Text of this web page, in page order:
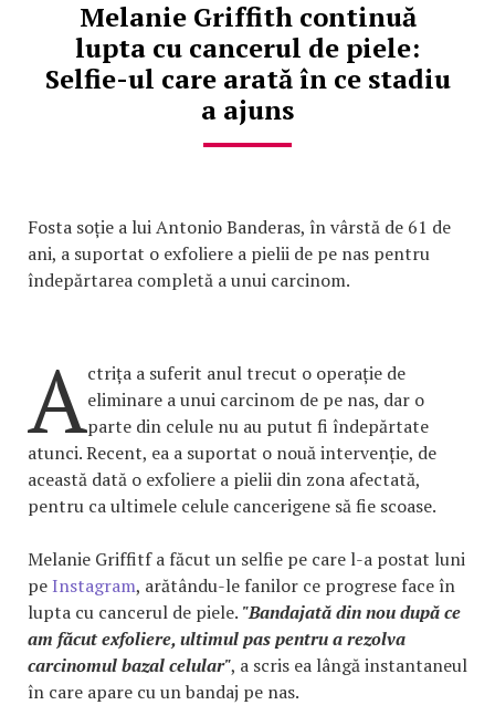
Melanie Griffith continuă
lupta cu cancerul de piele:
Selfie-ul care arată în ce stadiu
a ajuns
Fosta soție a lui Antonio Banderas, în vârstă de 61 de
ani, a suportat o exfoliere a pielii de pe nas pentru
îndepărtarea completă a unui carcinom.
Actrița a suferit anul trecut o operație de
eliminare a unui carcinom de pe nas, dar o
parte din celule nu au putut fi îndepărtate
atunci. Recent, ea a suportat o nouă intervenție, de
această dată o exfoliere a pielii din zona afectată,
pentru ca ultimele celule cancerigene să fie scoase.
Melanie Griffitf a făcut un selfie pe care l-a postat luni
pe Instagram, arătându-le fanilor ce progrese face în
lupta cu cancerul de piele. "Bandajată din nou după ce
am făcut exfoliere, ultimul pas pentru a rezolva
carcinomul bazal celular", a scris ea lângă instantaneul
în care apare cu un bandaj pe nas.